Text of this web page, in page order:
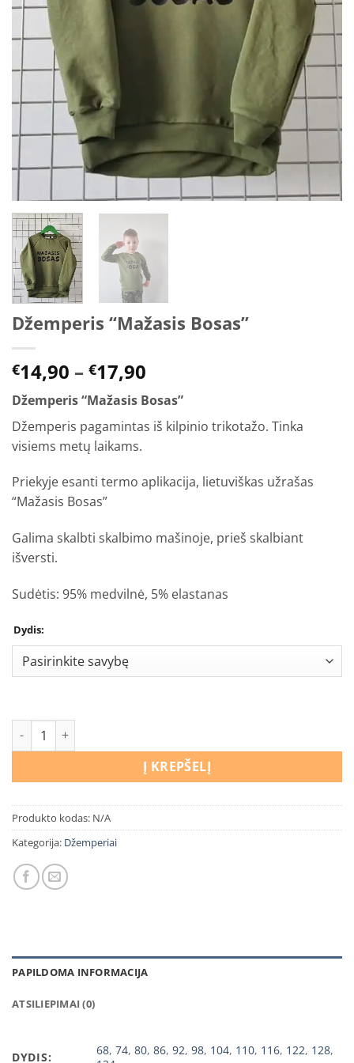
Džemperis “Mažasis Bosas”
€14,90 – €17,90
range:
€14,90
through
Džemperis “Mažasis Bosas”
Džemperis pagamintas iš kilpinio trikotažo. Tinka
visiems metų laikams.
Priekyje esanti termo aplikacija, lietuviškas užrašas
“Mažasis Bosas”
Galima skalbti skalbimo mašinoje, prieš skalbiant
išversti.
Sudėtis: 95% medvilnė, 5% elastanas
Dydis:
produkto kiekis: Džemperis “Mažasis Bosas”
Į KREPŠELĮ
Produkto kodas: N/A
Kategorija: Džemperiai
PAPILDOMA INFORMACIJA
ATSILIEPIMAI (0)
DYDIS: 68,74,80,86,92,98, 104, 110, 116, 122, 128,